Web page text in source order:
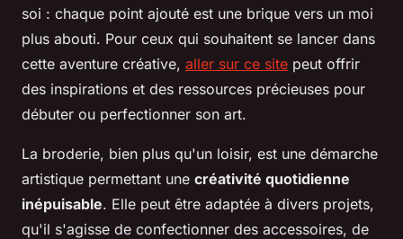
soi : chaque point ajouté est une brique vers un moi
plus abouti. Pour ceux qui souhaitent se lancer dans
cette aventure créative, aller sur ce site peut offrir
des inspirations et des ressources précieuses pour
débuter ou perfectionner son art.
La broderie, bien plus qu'un loisir, est une démarche
artistique permettant une créativité quotidienne
inépuisable. Elle peut être adaptée à divers projets,
qu'il s'agisse de confectionner des accessoires, de